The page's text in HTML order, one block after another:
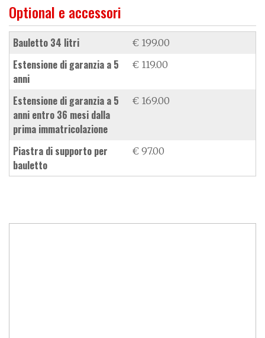
Optional e accessori
bauletto 34 litri € 199.00
estensione di garanzia a 5
anni
€ 119.00
estensione di garanzia a 5
anni entro 36 mesi dalla
prima immatricolazione
€ 169.00
piastra di supporto per
bauletto
€ 97.00